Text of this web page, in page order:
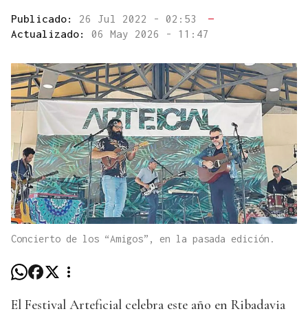
Publicado: 26 Jul 2022 - 02:53
—
Actualizado: 06 May 2026 - 11:47
Concierto de los “Amigos”, en la pasada edición.
El Festival Arteficial celebra este año en Ribadavia